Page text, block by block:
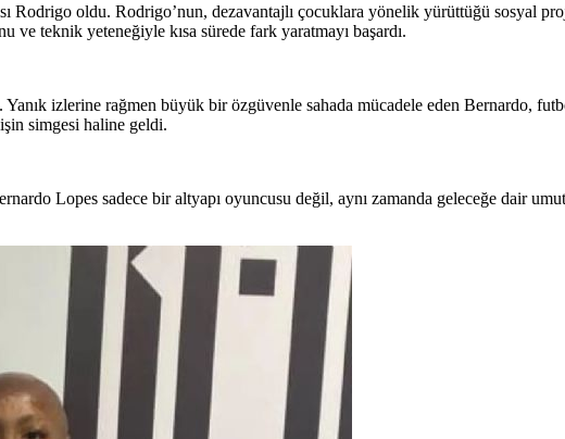
Rodrigo oldu. Rodrigo’nun, dezavantajlı çocuklara yönelik yürüttüğü sosyal
teknik yeteneğiyle kısa sürede fark yaratmayı başardı.
izlerine rağmen büyük bir özgüvenle sahada mücadele eden Bernardo,
simgesi haline geldi.
Lopes sadece bir altyapı oyuncusu değil, aynı zamanda geleceğe dair